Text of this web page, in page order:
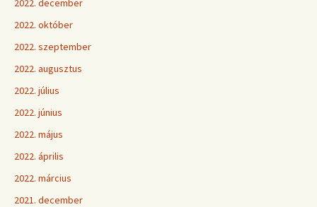
2022. december
2022. október
2022. szeptember
2022. augusztus
2022. július
2022. június
2022. május
2022. április
2022. március
2021. december